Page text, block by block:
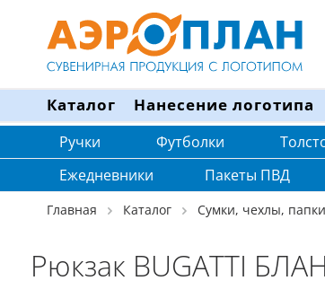
Каталог Нанесение логотипа
Ручки Футболки
Ежедневники
Пакеты ПВД
Главная Каталог Сумки, чехлы,
Рюкзак BUGATTI